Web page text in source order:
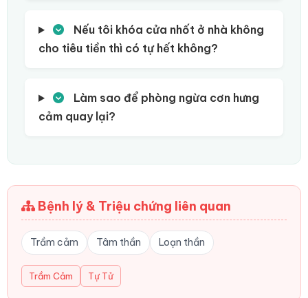
Nếu tôi khóa cửa nhốt ở nhà không
cho tiêu tiền thì có tự hết không?
Làm sao để phòng ngừa cơn hưng
cảm quay lại?
Bệnh lý & Triệu chứng liên quan
Trầm cảm Tâm thần Loạn thần
Trầm Cảm Tự Tử